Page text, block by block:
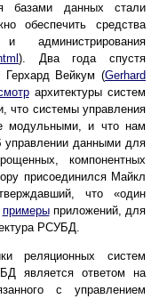
базами данных стали
обеспечить средства
и администрирования
). Два года спустя
Герхард Вейкум (Gerhard
архитектуры систем
что системы управления
модульными, и что нам
управлении данными для
компонентных
присоединился Майкл
что «один
примерыприложений, для
РСУБД.
реляционных систем
является ответом на
с управлением